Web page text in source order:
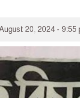
20, 2024 - 9:55